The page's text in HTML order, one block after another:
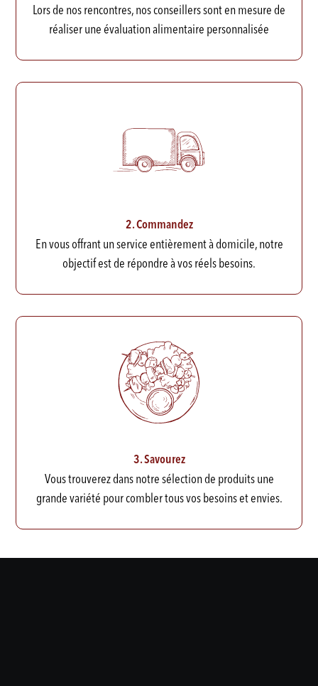
Lors de nos rencontres, nos conseillers sont en mesure de
réaliser une évaluation alimentaire personnalisée
2. Commandez
En vous offrant un service entièrement à domicile, notre
objectif est de répondre à vos réels besoins.
3. Savourez
Vous trouverez dans notre sélection de produits une
grande variété pour combler tous vos besoins et envies.